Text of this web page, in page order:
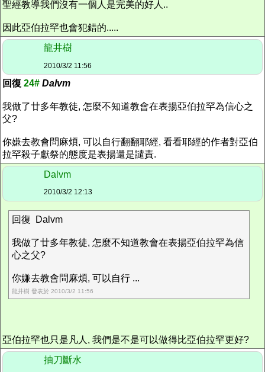
聖經教導我們沒有一個人是完美的好人..
因此亞伯拉罕也會犯錯的.....
龍井樹
2010/3/2 11:56
回復 24# Dalvm
我做了廿多年教徒, 怎麼不知道教會在表揚亞伯拉罕為信心之
父?
你嫌去教會問麻煩, 可以自行翻翻耶經, 看看耶經的作者對亞伯
拉罕殺子獻祭的態度是表揚還是譴責.
Dalvm
2010/3/2 12:13
回復 Dalvm
我做了廿多年教徒, 怎麼不知道教會在表揚亞伯拉罕為信
心之父?
你嫌去教會問麻煩, 可以自行 ...
龍井樹 發表於 2010/3/2 11:56
亞伯拉罕也只是凡人, 我們是不是可以做得比亞伯拉罕更好?
抽刀斷水